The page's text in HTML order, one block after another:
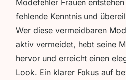
Modefehler Frauen
fehlende Kenntnis und
Wer diese vermeidbaren
aktiv vermeidet, hebt seine
hervor und erreicht einen
Look. Ein klarer Fokus auf